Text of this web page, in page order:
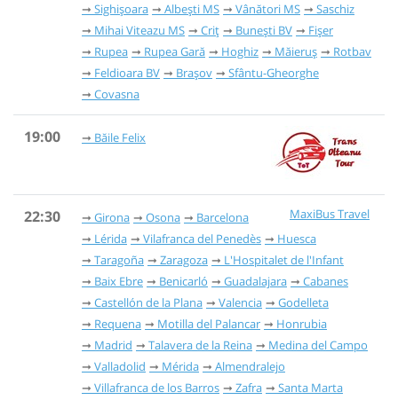
Sighișoara
Albești MS Vânători MS
Saschiz
Mihai Viteazu MS
Criț Bunești BV
Fișer
Rupea
Rupea Gară Hoghiz Măieruș
Rotbav
Feldioara BV
Brașov
Sfântu-Gheorghe
Covasna
19:00 Băile Felix
22:30 MaxiBus Travel
Girona Osona
Barcelona
Lérida
Vilafranca del Penedès
Huesca
Taragoña
Zaragoza
L'Hospitalet de l'Infant
Baix Ebre
Benicarló Guadalajara
Cabanes
Castellón de la Plana
Valencia
Godelleta
Requena
Motilla del Palancar
Honrubia
Madrid
Talavera de la Reina
Medina del Campo
Valladolid
Mérida
Almendralejo
Villafranca de los Barros
Zafra
Santa Marta